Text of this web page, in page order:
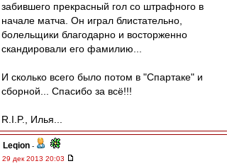
забившего прекрасный гол со штрафного в
начале матча. Он играл блистательно,
болельщики благодарно и восторженно
скандировали его фамилию...
И сколько всего было потом в "Спартаке" и
сборной... Спасибо за всё!!!
R.I.P., Илья...
Leqion -
29 дек 2013 20:03